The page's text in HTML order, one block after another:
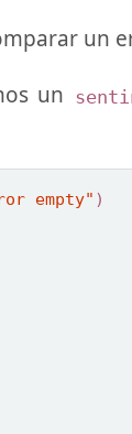
un
un
empty" )